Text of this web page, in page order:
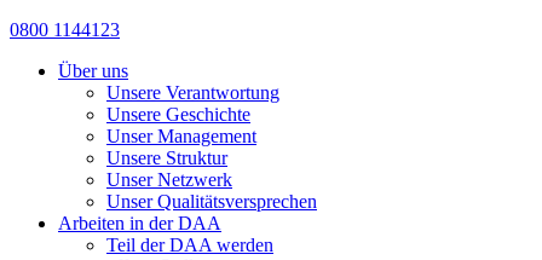
0800 1144123
Über uns
Unsere Verantwortung
Unsere Geschichte
Unser Management
Unsere Struktur
Unser Netzwerk
Unser Qualitätsversprechen
Arbeiten in der DAA
Teil der DAA werden